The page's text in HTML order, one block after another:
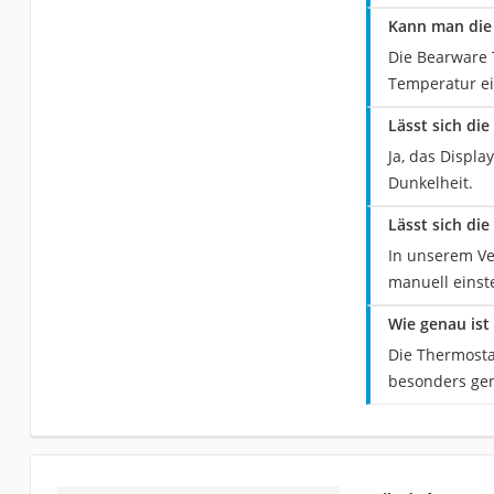
Kann man
Die
Temperatur
Lässt sich
Ja, das
Dunkelheit.
Lässt sich
In unserem
manuell
Wie genau
Die
besonders